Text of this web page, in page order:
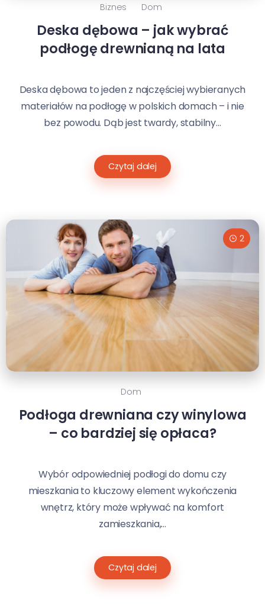
Biznes Dom
Deska dębowa – jak wybrać
podłogę drewnianą na lata
Deska dębowa to jeden z najczęściej wybieranych
materiałów na podłogę w polskich domach – i nie
bez powodu. Dąb jest twardy, stabilny...
Czytaj dalej
2
Dom
Podłoga drewniana czy winylowa
– co bardziej się opłaca?
Wybór odpowiedniej podłogi do domu czy
mieszkania to kluczowy element wykończenia
wnętrz, który może wpływać na komfort
zamieszkania,...
Czytaj dalej